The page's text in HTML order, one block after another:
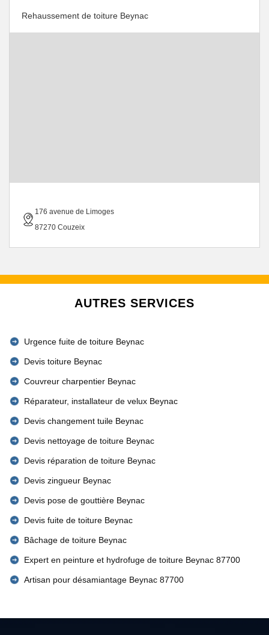
Rehaussement de toiture Beynac
176 avenue de Limoges
87270 Couzeix
AUTRES SERVICES
Urgence fuite de toiture Beynac
Devis toiture Beynac
Couvreur charpentier Beynac
Réparateur, installateur de velux Beynac
Devis changement tuile Beynac
Devis nettoyage de toiture Beynac
Devis réparation de toiture Beynac
Devis zingueur Beynac
Devis pose de gouttière Beynac
Devis fuite de toiture Beynac
Bâchage de toiture Beynac
Expert en peinture et hydrofuge de toiture Beynac 87700
Artisan pour désamiantage Beynac 87700